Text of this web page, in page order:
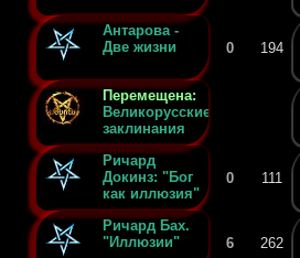
Антарова -
Две жизни
0 194
Перемещена:
Великорусские
заклинания
Ричард
Докинз: "Бог
как иллюзия"
0 111
Ричард Бах.
"Иллюзии"
6 262